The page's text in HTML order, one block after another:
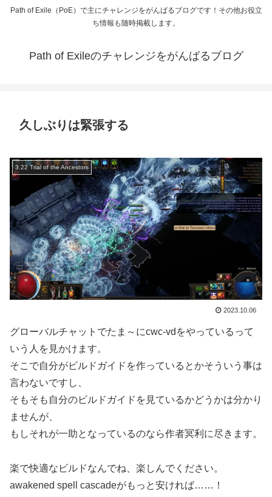
Path of Exile（PoE）で主にチャレンジをがんばるブログです！その他お役立
ち情報も随時掲載します。
Path of Exileのチャレンジをがんばるブログ
久しぶりは緊張する
3.22 Trial of the Ancestors
2023.10.06
グローバルチャットでたま～にcwc-vdをやっているって
いう人を見かけます。
そこで自分がビルドガイドを作っているとかそういう事は
言わないですし、
そもそも自分のビルドガイドを見ているかどうかは分かり
ませんが、
もしそれが一助となっているのなら作者冥利に尽きます。
楽で快適なビルドなんでね、楽しんでください。
awakened spell cascadeがもっと安ければ……！